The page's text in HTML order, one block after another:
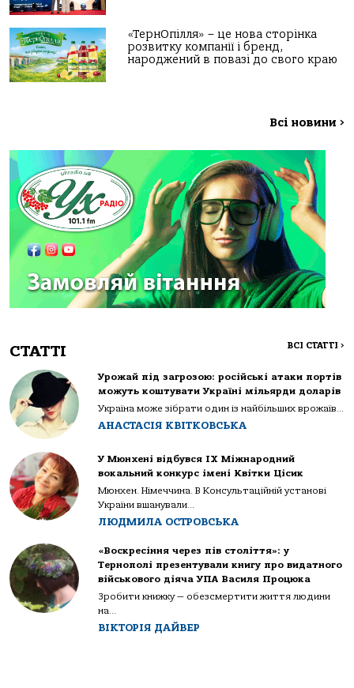
«ТернОпілля» – це нова сторінка
розвитку компанії і бренд,
народжений в повазі до свого краю
Всі новини >
СТАТТІ ВСІ СТАТТІ >
Урожай під загрозою: російські атаки портів
можуть коштувати Україні мільярди доларів
Україна може зібрати один із найбільших врожаїв...
АНАСТАСІЯ КВІТКОВСЬКА
У Мюнхені відбувся IX Міжнародний
вокальний конкурс імені Квітки Цісик
Мюнхен. Німеччина. В Консультаційній установі
України вшанували...
ЛЮДМИЛА ОСТРОВСЬКА
«Воскресіння через пів століття»: у
Тернополі презентували книгу про видатного
військового діяча УПА Василя Процюка
Зробити книжку — обезсмертити життя людини
на...
ВІКТОРІЯ ДАЙВЕР